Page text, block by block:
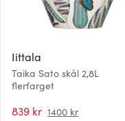
Iittala
Taika Sato skål 2,8L
flerfarget
839 kr 1400 kr